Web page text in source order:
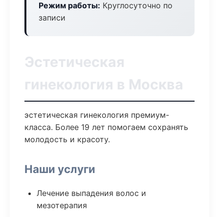
Режим работы: Круглосуточно по
записи
Эстетическая
гинекология в Москва
эстетическая гинекология премиум-
класса. Более 19 лет помогаем сохранять
молодость и красоту.
Наши услуги
Лечение выпадения волос и
мезотерапия